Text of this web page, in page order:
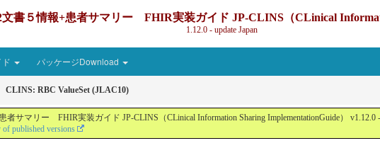
書５情報+患者サマリー FHIR実装ガイド JP-CLINS（CLinical
1.12.0 - update Japan
パッケージDownload
CLINS: RBC ValueSet (JLAC10)
サマリー FHIR実装ガイド JP-CLINS（CLinical Information Sharing ImplementationGuide） v1.12.0
published versions